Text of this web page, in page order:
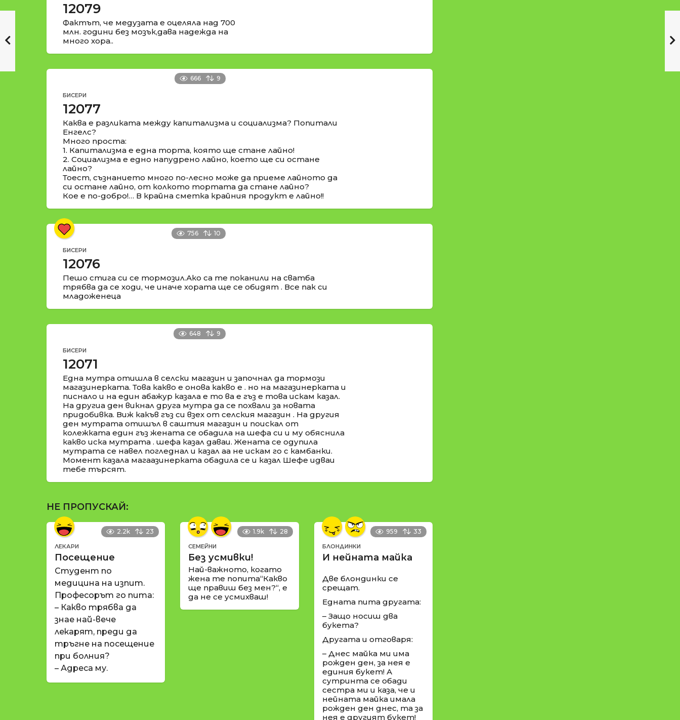
12079
Фактът, че медузата е оцеляла над 700
млн. години без мозък,дава надежда на
много хора..
666 9
БИСЕРИ
12077
Каква е разликата между капитализма и социализма? Попитали
Енгелс?
Много проста:
1. Капитализма е една торта, която ще стане лайно!
2. Социализма е едно напудрено лайно, което ще си остане
лайно?
Тоест, съзнанието много по-лесно може да приеме лайното да
си остане лайно, от колкото тортата да стане лайно?
Кое е по-добро!… В крайна сметка крайния продукт е лайно!!
756 10
БИСЕРИ
12076
Пешо стига си се тормозил.Ако са те поканили на сватба
трябва да се ходи, че иначе хората ще се обидят . Все пак си
младоженеца
648 9
БИСЕРИ
12071
Една мутра отишла в селски магазин и започнал да тормози
магазинерката. Това какво е онова какво е . но на магазинерката и
писнало и на един абажур казала е то ва е гъз е това искам казал.
На другиа ден викнал друга мутра да се похвали за новата
придобивка. Виж какъв гъз си взех от селския магазин . На другия
ден мутрата отишъл в саштия магазин и поискал от
колежката един гъз жената се обадила на шефа си и му обяснила
какво иска мутрата . шефа казал даваи. Жената се одупила
мутрата се навел погледнал и казал аа не искам го с камбанки.
Момент казала магаазинерката обадила се и казал Шефе идваи
тебе търсят.
НЕ ПРОПУСКАЙ:
2.2k 23
ЛЕКАРИ
Посещение
Студент по
медицина на изпит.
Професорът го пита:
– Какво трябва да
знае най-вече
лекарят, преди да
тръгне на посещение
при болния?
– Адреса му.
1.9k 28
СЕМЕЙНИ
Без усмивки!
Най-важното, когато
жена те попита“Какво
ще правиш без мен?“, е
да не се усмихваш!
959 33
БЛОНДИНКИ
И нейната майка
Две блондинки се
срещат.
Едната пита другата:
– Защо носиш два
букета?
Другата и отговаря:
– Днес майка ми има
рожден ден, за нея е
единия букет! А
сутринта се обади
сестра ми и каза, че и
нейната майка имала
рожден ден днес, та за
нея е другият букет!